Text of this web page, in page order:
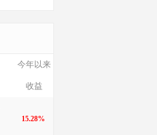
今年以来
收益
15.28%